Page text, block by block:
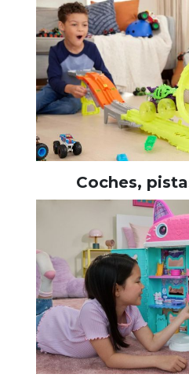
Coches,